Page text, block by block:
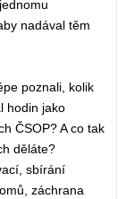
nadával těm
poznali, kolik
hodin jako
ČSOP? A co tak
děláte?
sbírání
záchrana